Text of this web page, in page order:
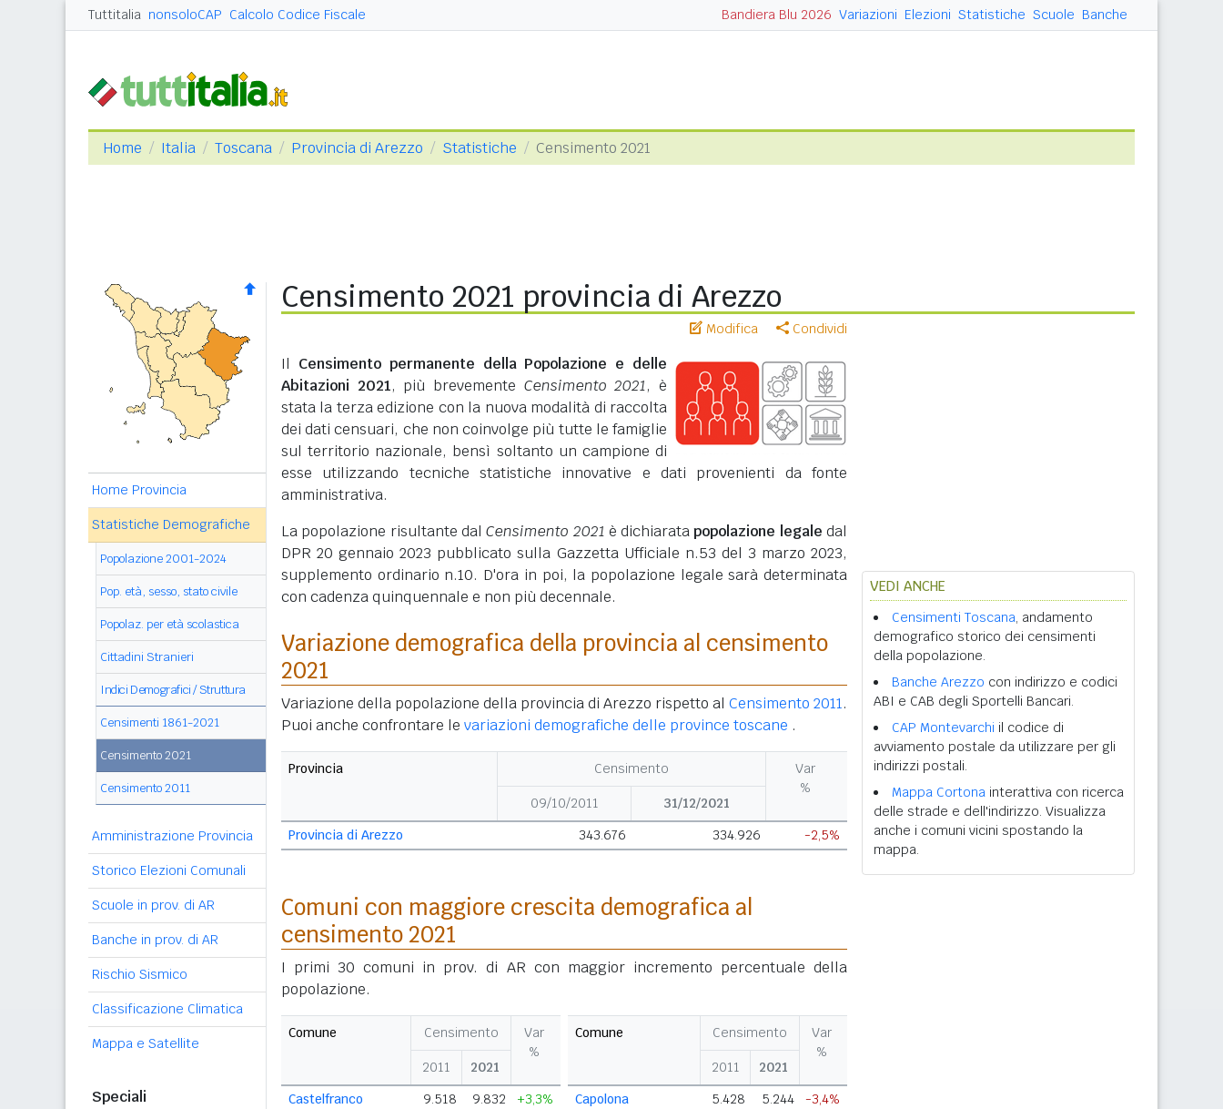
Tuttitalia nonsoloCAP Calcolo Codice Fiscale Bandiera Blu 2026 Variazioni Elezioni Statistiche Scuole Banche
Home Italia Toscana Provincia di Arezzo Statistiche Censimento 2021
Home Provincia
Statistiche Demografiche
Popolazione 2001-2024
Pop. età, sesso, stato civile
Popolaz. per età scolastica
Cittadini Stranieri
Indici Demografici / Struttura
Censimenti 1861-2021
Censimento 2021
Censimento 2011
Amministrazione Provincia
Storico Elezioni Comunali
Scuole in prov. di AR
Banche in prov. di AR
Rischio Sismico
Classificazione Climatica
Mappa e Satellite
Speciali
Censimento 2021 provincia di Arezzo
Modifica Condividi
Il Censimento permanente della Popolazione e delle
Abitazioni 2021, più brevemente Censimento 2021, è
stata la terza edizione con la nuova modalità di raccolta
dei dati censuari, che non coinvolge più tutte le famiglie
sul territorio nazionale, bensì soltanto un campione di
esse utilizzando tecniche statistiche innovative e dati provenienti da fonte
amministrativa.
La popolazione risultante dalCensimento 2021 è dichiaratapopolazione legale dal
DPR 20 gennaio 2023 pubblicato sulla Gazzetta Ufficiale n.53 del 3 marzo 2023,
supplemento ordinario n.10. D'ora in poi, la popolazione legale sarà determinata
con cadenza quinquennale e non più decennale.
Variazione demografica della provincia al censimento
2021
Variazione della popolazione della provincia di Arezzo rispetto al Censimento 2011.
Puoi anche confrontare le variazioni demografiche delle province toscane .
Provincia Censimento
Var
%
09/10/2011
31/12/2021
Provincia di Arezzo
343.676 334.926 -2,5%
Comuni con maggiore crescita demografica al
censimento 2021
I primi 30 comuni in prov. di AR con maggior incremento percentuale della
popolazione.
Comune Censimento
Var
%
2011
2021
Castelfranco
9.518 9.832 +3,3%
Comune Censimento
Var
%
2011
2021
Capolona
5.428 5.244
-3,4%
VEDI ANCHE
Censimenti Toscana, andamento
demografico storico dei censimenti
della popolazione.
Banche Arezzo con indirizzo e codici
ABI e CAB degli Sportelli Bancari.
CAP Montevarchi il codice di
avviamento postale da utilizzare per gli
indirizzi postali.
Mappa Cortona interattiva con ricerca
delle strade e dell'indirizzo. Visualizza
anche i comuni vicini spostando la
mappa.